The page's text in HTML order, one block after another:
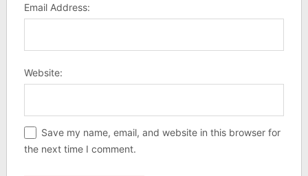
Email Address:
Website:
Save my name, email, and website in this browser for
the next time I comment.